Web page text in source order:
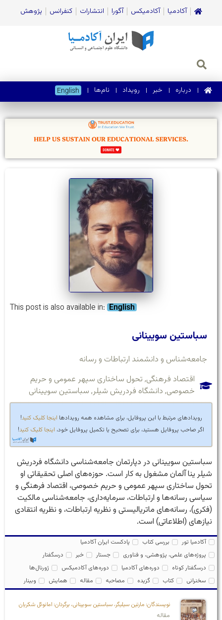
آکادمیا آکادمیکس آگورا انتشارات کنفرانس پژوهش
درباره خبر رویداد نام‌ها English
This post is also available in: English
سباستین سویینانی
جامعه‌شناس و دانشمند ارتباطات و رسانه
اقتصاد فرهنگی, تحول ساختاری سپهر عمومی و حریم
خصوصی, دانشگاه فردریش شیلر, سباستین سویینانی
رویدادهای مرتبط با این پروفایل، برای مشاهده همه رویدادها اینجا کلیک کنید!
اگر صاحب پروفایل هستید، برای تصحیح یا تکمیل پروفایل خود، اینجا کلیک کنید!
سباستین سویینانی در دپارتمان جامعه‌شناسی دانشگاه فردریش
شیلر ینا آلمان مشغول به کار است. حوزه‌های اصلی تحقیقاتی او
تحول ساختاری سپهر عمومی و حریم خصوصی، اقتصاد فرهنگی و
سیاسی رسانه‌ها و ارتباطات، سرمایه‌داری، جامعه‌شناسی مالکیت
(فکری)، رسانه‌های ماتریالیستی و نظریه ارتباطات، و نظریه انتقادی
نیازهای (اطلاعاتی) است.
آکادمیا تور بررسی کتاب
پادکست ایران آکادمیا
پروژه‌های علمی، پژوهشی، و فناوری
جستار خبر
درسگفتار
درسگفتار کوتاه
دوره‌های آکادمیا دوره‌های آکادمیکس
ژورنال‌ها
سخنرانی
کتاب گزیده مصاحبه مقاله همایش وبینار
نویسندگان: مارتین سیلیگر، سباستین سویینانی، برگردان: امانوئل شکریان
مقاله